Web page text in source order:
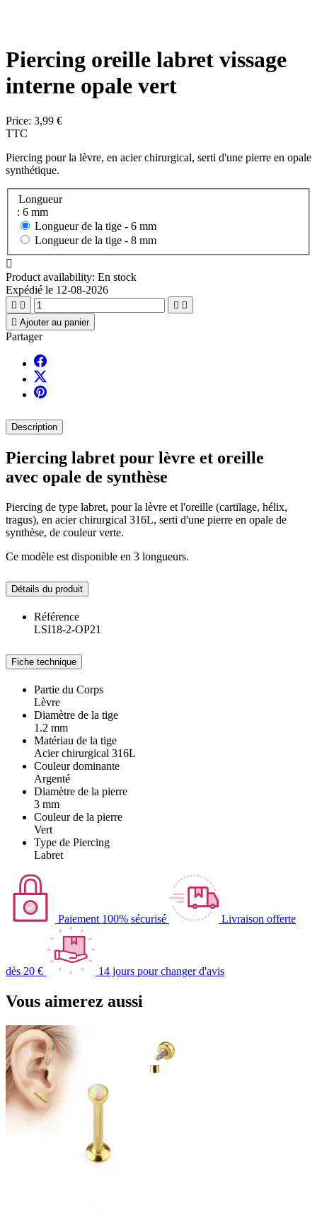
Piercing oreille labret vissage
interne opale vert
Price: 3,99 €
TTC
Piercing pour la lèvre, en acier chirurgical, serti d'une pierre en opale
synthétique.
Longueur
: 6 mm
Longueur de la tige - 6 mm
Longueur de la tige - 8 mm

Product availability: En stock
Expédié le 12-08-2026
   
 Ajouter au panier
Partager
Description
Piercing labret pour lèvre et oreille
avec opale de synthèse
Piercing de type labret, pour la lèvre et l'oreille (cartilage, hélix,
tragus), en acier chirurgical 316L, serti d'une pierre en opale de
synthèse, de couleur verte.
Ce modèle est disponible en 3 longueurs.
Détails du produit
Référence
LSI18-2-OP21
Fiche technique
Partie du Corps
Lèvre
Diamètre de la tige
1.2 mm
Matériau de la tige
Acier chirurgical 316L
Couleur dominante
Argenté
Diamètre de la pierre
3 mm
Couleur de la pierre
Vert
Type de Piercing
Labret
Paiement 100% sécurisé Livraison offerte
dès 20 € 14 jours pour changer d'avis
Vous aimerez aussi